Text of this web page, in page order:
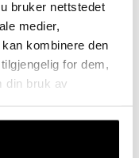
bruker nettstedet
medier,
kombinere den
for dem,
din bruk av